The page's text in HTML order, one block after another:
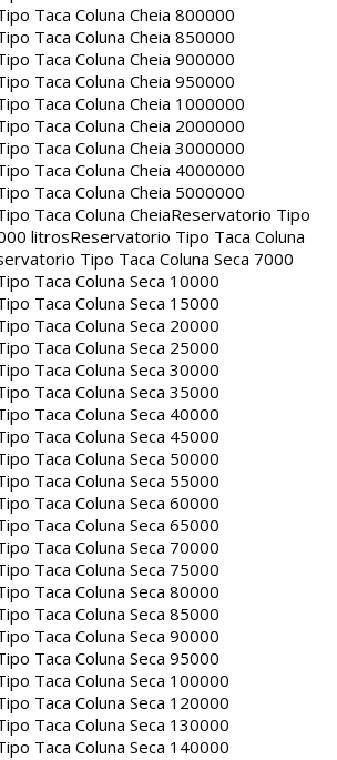
Taca Coluna Cheia 800000
Taca Coluna Cheia 850000
Taca Coluna Cheia 900000
Taca Coluna Cheia 950000
Taca Coluna Cheia 1000000
Taca Coluna Cheia 2000000
Taca Coluna Cheia 3000000
Taca Coluna Cheia 4000000
Taca Coluna Cheia 5000000
Taca Coluna CheiaReservatorio Tipo
litrosReservatorio Tipo Taca Coluna
Tipo Taca Coluna Seca 7000
Taca Coluna Seca 10000
Taca Coluna Seca 15000
Taca Coluna Seca 20000
Taca Coluna Seca 25000
Taca Coluna Seca 30000
Taca Coluna Seca 35000
Taca Coluna Seca 40000
Taca Coluna Seca 45000
Taca Coluna Seca 50000
Taca Coluna Seca 55000
Taca Coluna Seca 60000
Taca Coluna Seca 65000
Taca Coluna Seca 70000
Taca Coluna Seca 75000
Taca Coluna Seca 80000
Taca Coluna Seca 85000
Taca Coluna Seca 90000
Taca Coluna Seca 95000
Taca Coluna Seca 100000
Taca Coluna Seca 120000
Taca Coluna Seca 130000
Taca Coluna Seca 140000